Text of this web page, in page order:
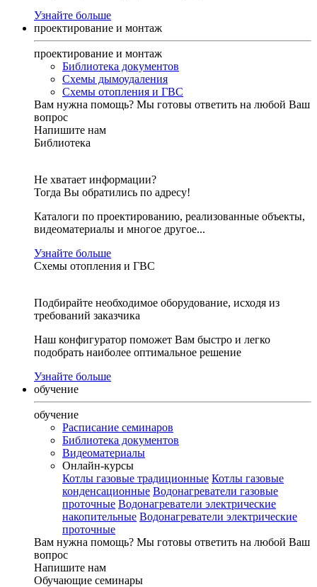
Узнайте больше
проектирование и монтаж
проектирование и монтаж
Библиотека документов
Схемы дымоудаления
Схемы отопления и ГВС
Вам нужна помощь? Мы готовы ответить на любой Ваш
вопрос
Напишите нам
Библиотека
Не хватает информации?
Тогда Вы обратились по адресу!
Каталоги по проектированию, реализованные объекты,
видеоматериалы и многое другое...
Узнайте больше
Схемы отопления и ГВС
Подбирайте необходимое оборудование, исходя из
требований заказчика
Наш конфигуратор поможет Вам быстро и легко
подобрать наиболее оптимальное решение
Узнайте больше
обучение
обучение
Расписание семинаров
Библиотека документов
Видеоматериалы
Онлайн-курсы
Котлы газовые традиционные Котлы газовые
конденсационные Водонагреватели газовые
проточные Водонагреватели электрические
накопительные Водонагреватели электрические
проточные
Вам нужна помощь? Мы готовы ответить на любой Ваш
вопрос
Напишите нам
Обучающие семинары